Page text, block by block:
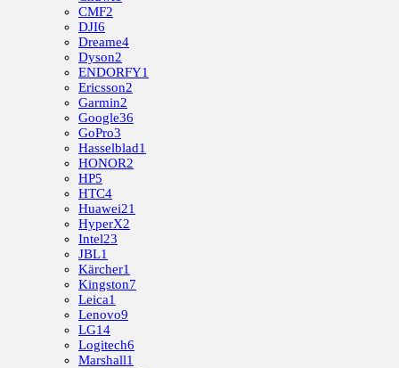
CMF2
DJI6
Dreame4
Dyson2
ENDORFY1
Ericsson2
Garmin2
Google36
GoPro3
Hasselblad1
HONOR2
HP5
HTC4
Huawei21
HyperX2
Intel23
JBL1
Kärcher1
Kingston7
Leica1
Lenovo9
LG14
Logitech6
Marshall1